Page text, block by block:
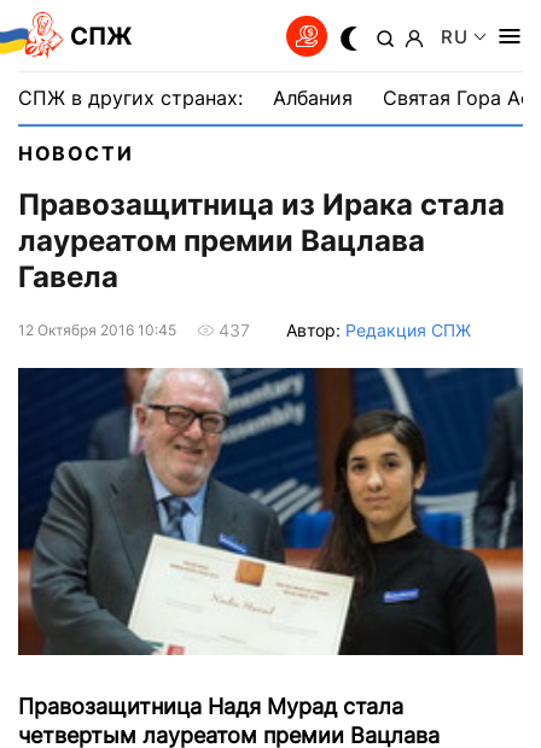
СПЖ RU
СПЖ в других странах: Албания Святая Гора
НОВОСТИ
Правозащитница из Ирака стала
лауреатом премии Вацлава
Гавела
12 Октября 2016 10:45 437 Автор: Редакция СПЖ
Правозащитница Надя Мурад стала
четвертым лауреатом премии Вацлава